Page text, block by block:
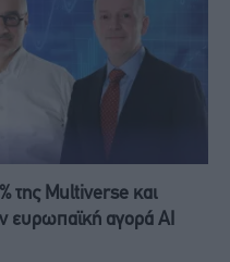
της Multiverse και
ευρωπαϊκή αγορά ΑΙ